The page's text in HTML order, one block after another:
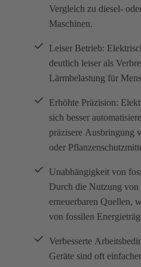
Vergleich zu diesel-
Maschinen.
Leiser Betrieb:
deutlich leiser als
Lärmbelastung für
Erhöhte Präzision:
sich besser
präzisere Ausbringung
oder
Unabhängigkeit von
Durch die Nutzung von
erneuerbaren Quellen,
von fossilen
Verbesserte
Geräte sind oft